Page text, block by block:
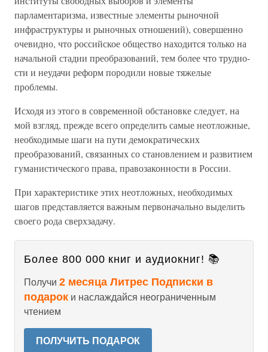
парламентаризма, известные элементы рыночной
инфраструктуры и рыночных отношений), совер­шенно
очевидно, что российское общество находится только на
начальной стадии преобразований, тем более что трудно­
сти и неудачи реформ породили новые тяжелые
проблемы.
Исходя из этого в современной обстановке следует, на
мой взгляд, прежде всего определить самые неотложные,
необходимые шаги на пути демократических
преобразований, связанных со становлением и развитием
гуманистического права, правозаконности в России.
При характеристике этих неотложных, необходимых
шагов представляется важным первоначально выделить
своего рода сверхзадачу.
Более 800 000 книг и аудиокниг! 📚
Получи 2 месяца Литрес Подписки в
подарок и наслаждайся неограниченным
чтением
ПОЛУЧИТЬ ПОДАРОК